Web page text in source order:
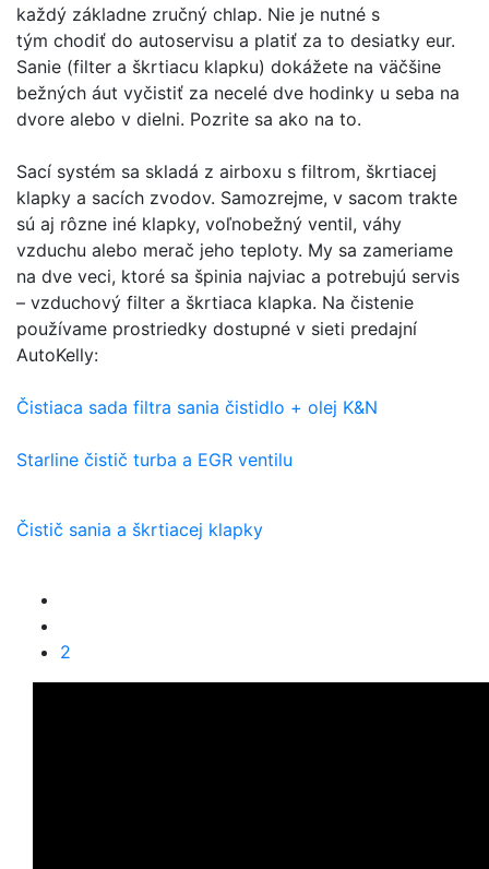
každý základne zručný chlap. Nie je nutné s
tým chodiť do autoservisu a platiť za to desiatky eur.
Sanie (filter a škrtiacu klapku) dokážete na väčšine
bežných áut vyčistiť za necelé dve hodinky u seba na
dvore alebo v dielni. Pozrite sa ako na to.
Sací systém sa skladá z airboxu s filtrom, škrtiacej
klapky a sacích zvodov. Samozrejme, v sacom trakte
sú aj rôzne iné klapky, voľnobežný ventil, váhy
vzduchu alebo merač jeho teploty. My sa zameriame
na dve veci, ktoré sa špinia najviac a potrebujú servis
– vzduchový filter a škrtiaca klapka. Na čistenie
používame prostriedky dostupné v sieti predajní
AutoKelly:
Čistiaca sada filtra sania čistidlo + olej K&N
Starline čistič turba a EGR ventilu
Čistič sania a škrtiacej klapky
2